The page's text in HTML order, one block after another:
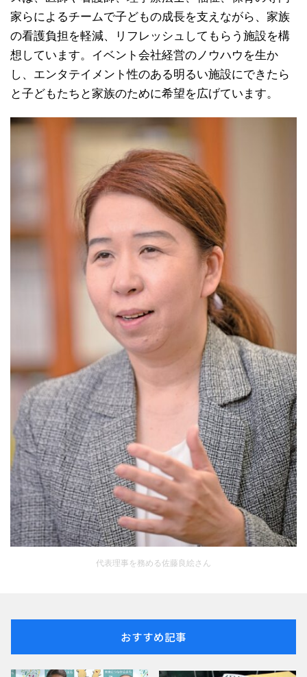
家らによるチームで子どもの成長を支えながら、家族
の看護負担を軽減、リフレッシュしてもらう施設を構
想しています。イベント会社経営のノウハウを生か
し、エンタテイメント性のある明るい施設にできたら
と子どもたちと家族のために希望を広げています。
代表理事を務める佐藤良絵さん
おすすめ記事